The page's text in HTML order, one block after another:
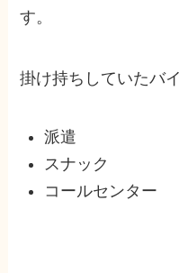
す。
掛け持ちしていたバ
派遣
スナック
コールセンター